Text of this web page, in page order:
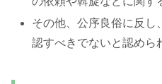
その他、公序良俗に反し
認すべきでないと認めら